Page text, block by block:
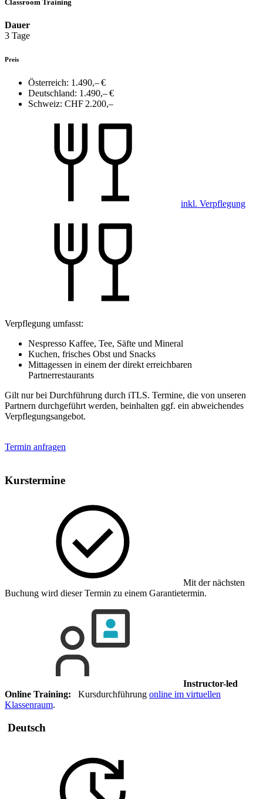
Classroom Training
Dauer
3 Tage
Preis
Österreich: 1.490,– €
Deutschland: 1.490,– €
Schweiz: CHF 2.200,–
inkl. Verpflegung
Verpflegung umfasst:
Nespresso Kaffee, Tee, Säfte und Mineral
Kuchen, frisches Obst und Snacks
Mittagessen in einem der direkt erreichbaren
Partnerrestaurants
Gilt nur bei Durchführung durch iTLS. Termine, die von unseren
Partnern durchgeführt werden, beinhalten ggf. ein abweichendes
Verpflegungsangebot.
Termin anfragen
Kurstermine
Mit der nächsten
Buchung wird dieser Termin zu einem Garantietermin.
Instructor-led
Online Training: Kursdurchführung online im virtuellen
Klassenraum.
Deutsch